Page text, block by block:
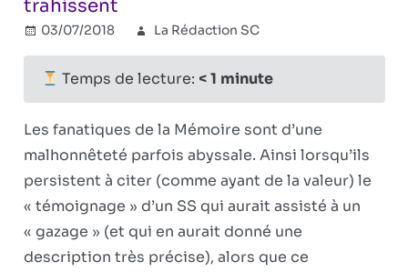
trahissent
03/07/2018 La Rédaction SC
Commentaires
l’Histoire
se
trahissent
Temps de lecture: < 1 minute
Les fanatiques de la Mémoire sont d’une
malhonnêteté parfois abyssale. Ainsi lorsqu’ils
persistent à citer (comme ayant de la valeur) le
« témoignage » d’un SS qui aurait assisté à un
« gazage » (et qui en aurait donné une
description très précise), alors que ce